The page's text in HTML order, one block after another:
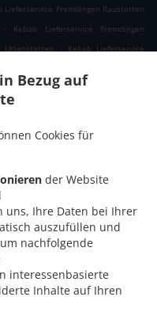
Bezug auf
Cookies für
der Website
uns, Ihre Daten bei Ihrer
auszufüllen und
nachfolgende
interessenbasierte
Inhalte auf Ihren
Lieferservice Fremdingen Raustetten
.
Kebab Lieferservice Fremdingen
Uttenstetten . Kebab Lieferservice
Kirchheim am Ries Jagstheim
.
Wilburgstetten Rühlingstetten
Greiselbach
Kebab Lieferservice
Kahlhöfe
Kebab Lieferservice
Buchhausen . Kebab Lieferservice
. Kebab Lieferservice Riesbürg
Kebab Lieferservice Wallerstein